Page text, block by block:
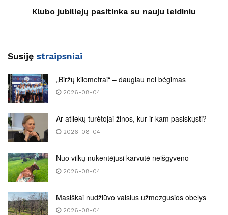
Klubo jubiliejų pasitinka su nauju leidiniu
Susiję straipsniai
„Biržų kilometrai“ – daugiau nei bėgimas
2026-08-04
Ar atliekų turėtojai žinos, kur ir kam pasiskųsti?
2026-08-04
Nuo vilkų nukentėjusi karvutė neišgyveno
2026-08-04
Masiškai nudžiūvo vaisius užmezgusios obelys
2026-08-04